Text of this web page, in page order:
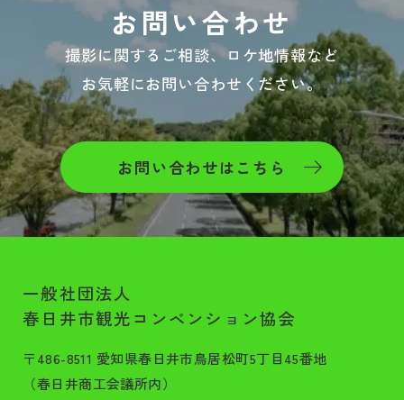
お問い合わせ
撮影に関するご相談、ロケ地情報など
お気軽にお問い合わせください。
お問い合わせはこちら
一般社団法人
春日井市観光コンベンション協会
〒486-8511 愛知県春日井市鳥居松町5丁目45番地
（春日井商工会議所内）